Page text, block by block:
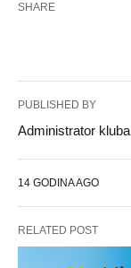
SHARE
PUBLISHED BY
Administrator kluba
14 GODINA AGO
RELATED POST